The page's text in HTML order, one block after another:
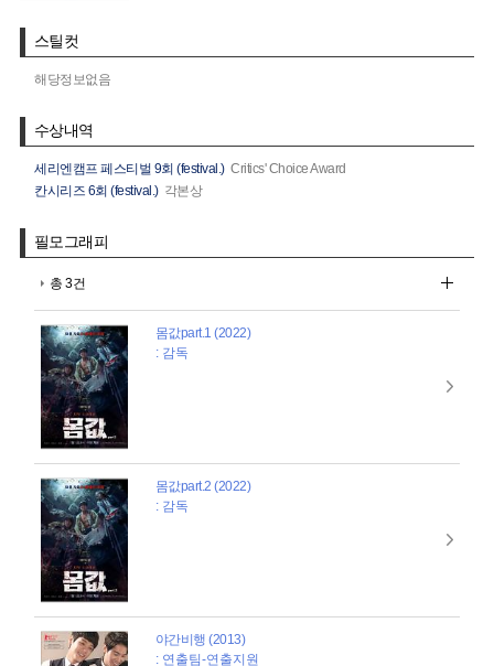
스틸컷
해당정보없음
수상내역
세리엔캠프 페스티벌 9회 (festival.) Critics' Choice Award
칸시리즈 6회 (festival.) 각본상
필모그래피
총 3건
몸값part.1 (2022)
: 감독
몸값part.2 (2022)
: 감독
야간비행 (2013)
: 연출팀-연출지원